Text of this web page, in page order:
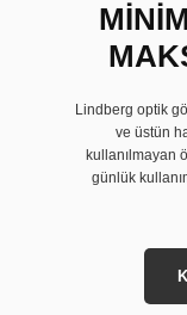
Lindberg optik
ve üstün
kullanılmayan
günlük